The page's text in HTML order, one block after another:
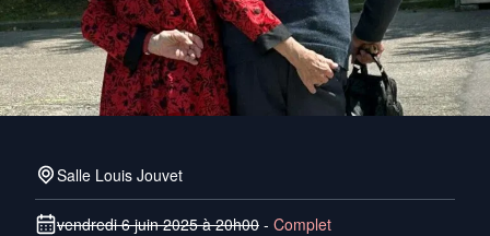
Salle Louis Jouvet
vendredi 6 juin 2025 à 20h00 - Complet